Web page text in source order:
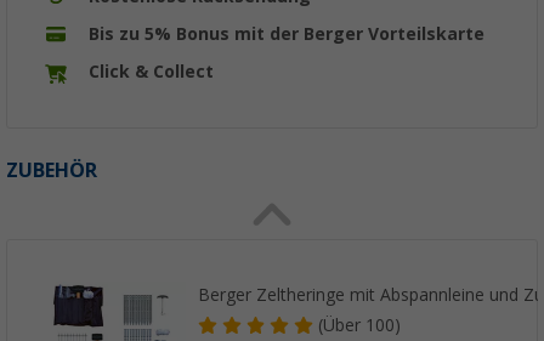
Bis zu 5% Bonus mit der Berger Vorteilskarte
Click & Collect
ZUBEHÖR
Berger Zeltheringe mit Abspannleine und
(Über100)